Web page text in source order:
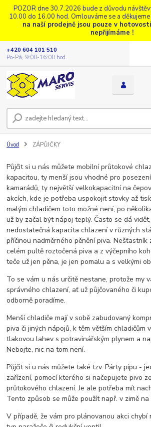
POZOR dne 30.7.2026 bude z důvodu
10.00 do 16.00 hod. Omlouváme se a
na naší prodejně jsou pouze v
nepřijímáme !
+420 604 101 510
Po-Pá, 9:00-16:00 hod.
Úvod ZÁPŮJČKY
Půjčit si u nás můžete mobilní průtokové
kapacitou, ty menší jsou vhodné pro
kamarádů, ty největší velkokapacitní na
akcích, kde je potřeba uspokojit stovky až
malým chladičem toto možné není, po
už by začal být nápoj teplý. Často se dá
nedostatečná kapacita chlazení v různých
příčinou nadměrného pěnění piva. Nešťastník
celém pultě roztočená piva a z výčepního
teče už jen pěna, je jen pomalu a s velkými
To se vám u nás určitě nestane, protože my
správného chlazení, ať už půjčovaného či
odborně poradíme.
Menší chladiče mají v sobě zabudovaný
piva či jiných nápojů, k těm větším chladičům
tlakovou lahev s potravinářským plynem a
Nebojte, nic na tom není.
Půjčit si u nás můžete také tzv. Párty pípu -
zařízení, pomocí kterého si načepujete pivo
průtokového chlazení. Je ale potřeba mít
Tento způsob se může použít např. v zimě na
V případě, že vám pro plánovanou akci